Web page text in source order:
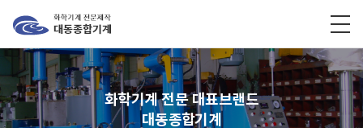
화학기계 전문 대표브랜드
대동종합기계